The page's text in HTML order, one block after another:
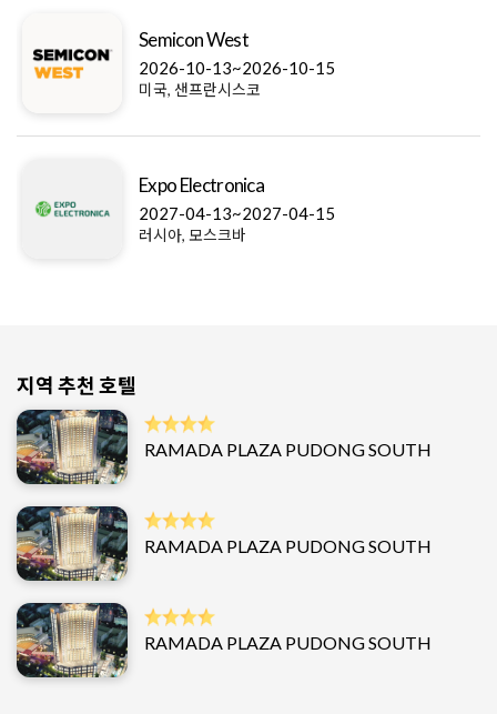
Semicon West
2026-10-13~2026-10-15
미국, 샌프란시스코
Expo Electronica
2027-04-13~2027-04-15
러시아, 모스크바
지역 추천 호텔
RAMADA PLAZA PUDONG SOUTH
RAMADA PLAZA PUDONG SOUTH
RAMADA PLAZA PUDONG SOUTH